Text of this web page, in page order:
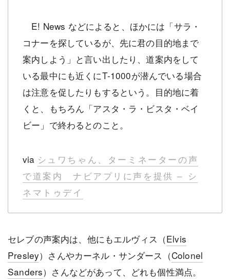
E! News などによると、ほかには「サラ・
コナーを探しているが、先に君の目的地まで
案内しよう」と言い出したり、道案内をして
いる最中にも近くにT-1000が潜んでいる場合
は注意を促したりもするという。目的地に着
くと、もちろん「アスタ・ラ・ビスタ・ベイ
ビー」で終わるとのこと。
via シュワちゃん、ターミネーターの声
で道案内 ナビアプリに声を提供 – シ
ネマトゥデイ
セレブの声案内は、他にもエルヴィス（Elvis
Presley）さんやカーネル・サンダース（Colonel
Sanders）さんなどがあって、どれも個性満点。